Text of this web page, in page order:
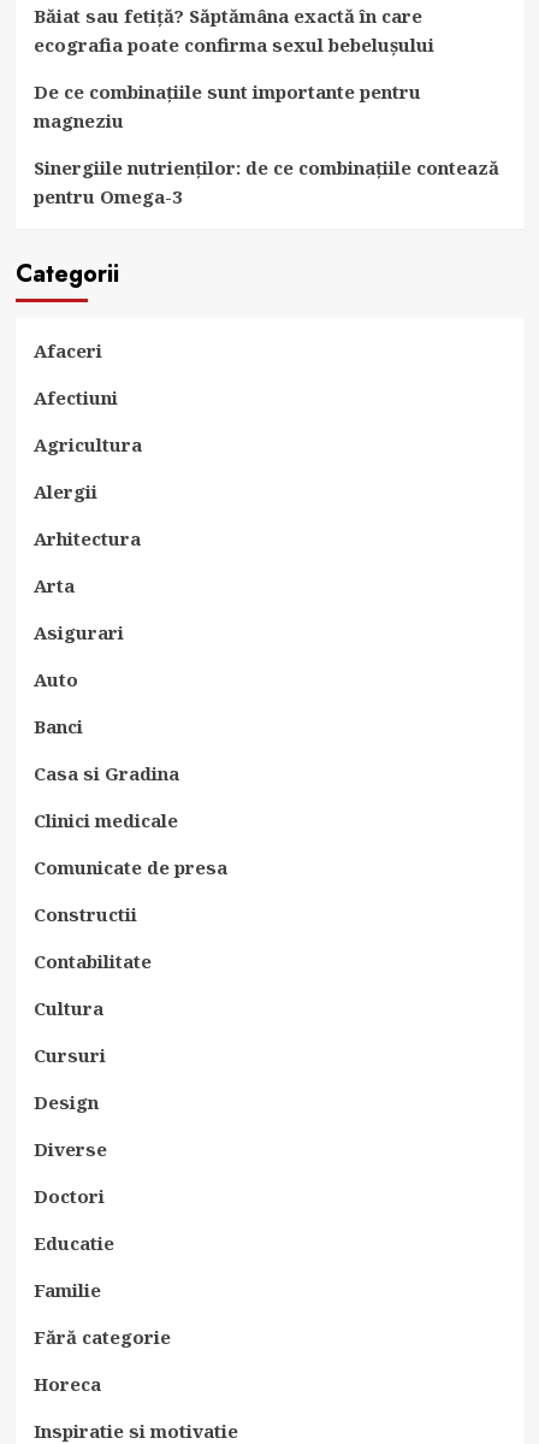
Băiat sau fetiță? Săptămâna exactă în care
ecografia poate confirma sexul bebelușului
De ce combinațiile sunt importante pentru
magneziu
Sinergiile nutrienților: de ce combinațiile contează
pentru Omega-3
Categorii
Afaceri
Afectiuni
Agricultura
Alergii
Arhitectura
Arta
Asigurari
Auto
Banci
Casa si Gradina
Clinici medicale
Comunicate de presa
Constructii
Contabilitate
Cultura
Cursuri
Design
Diverse
Doctori
Educatie
Familie
Fără categorie
Horeca
Inspiratie si motivatie